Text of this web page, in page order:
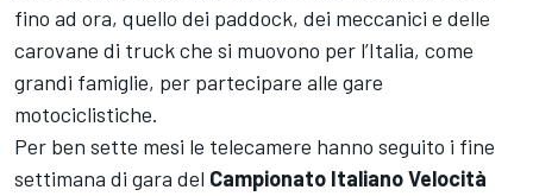
fino ad ora, quello dei paddock, dei meccanici e delle
carovane di truck che si muovono per l’Italia, come
grandi famiglie, per partecipare alle gare
motociclistiche.
Per ben sette mesi le telecamere hanno seguito i fine
settimana di gara del Campionato Italiano Velocità